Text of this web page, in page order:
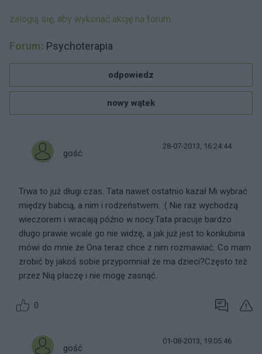
zaloguj się, aby wykonać akcję na forum
Forum: Psychoterapia
odpowiedz
nowy wątek
gość
28-07-2013, 16:24:44
Trwa to już długi czas. Tata nawet ostatnio kazał Mi wybrać
między babcią, a nim i rodzeństwem. :( Nie raz wychodzą
wieczorem i wracają późno w nocy.Tata pracuje bardzo
długo prawie wcale go nie widzę, a jak już jest to konkubina
mówi do mnie że Ona teraz chce z nim rozmawiać. Co mam
zrobić by jakoś sobie przypomniał że ma dzieci?Często też
przez Nią płaczę i nie mogę zasnąć.
0
gość
01-08-2013, 19:05:46